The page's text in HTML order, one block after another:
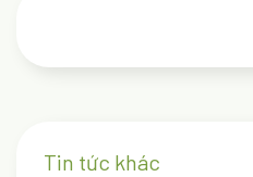
Tin tức khác